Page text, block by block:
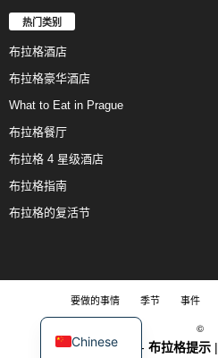
热门类别
布拉格酒店
布拉格豪华酒店
What to Eat in Prague
布拉格餐厅
布拉格 4 星级酒店
布拉格指南
布拉格的复活节
要做的事情 季节 事件
©
2018- 布拉格提示|
Chinese